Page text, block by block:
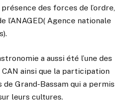
des forces de l’ordre,
l’ANAGED( Agence nationale
a aussi été l’une des
ainsi que la participation
Grand-Bassam qui a permis
leurs cultures.